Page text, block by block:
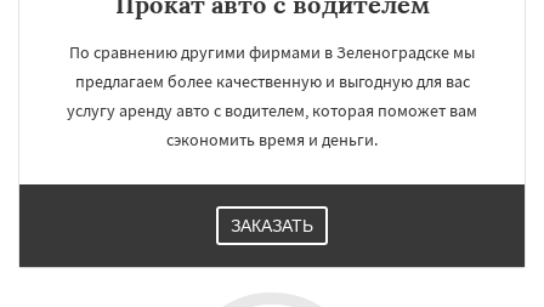
По сравнению другими фирмами в Зеленоградске мы
предлагаем более качественную и выгодную для вас
услугу аренду авто с водителем, которая поможет вам
сэкономить время и деньги.
ЗАКАЗАТЬ